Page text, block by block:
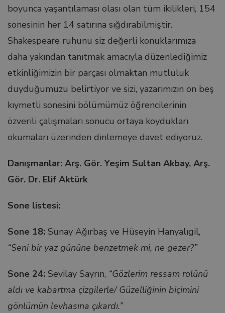
al
boyunca yaşantılaması olası olan tüm ikilikleri, 154
sonesinin her 14 satırına sığdırabilmiştir.
Shakespeare ruhunu siz değerli konuklarımıza
daha yakından tanıtmak amacıyla düzenlediğimiz
etkinliğimizin bir parçası olmaktan mutluluk
duyduğumuzu belirtiyor ve sizi, yazarımızın on beş
kıymetli sonesini bölümümüz öğrencilerinin
özverili çalışmaları sonucu ortaya koydukları
okumaları üzerinden dinlemeye davet ediyoruz.
Danışmanlar: Arş. Gör. Yeşim Sultan Akbay, Arş.
Gör. Dr. Elif Aktürk
Sone listesi:
Sone 18: Sunay Ağırbaş ve Hüseyin Hanyalıgil,
“Seni bir yaz gününe benzetmek mi, ne gezer?”
Sone 24: Sevilay Sayrın, “Gözlerim ressam rolünü
aldı ve kabartma çizgilerle/ Güzelliğinin biçimini
gönlümün levhasına çıkardı.”